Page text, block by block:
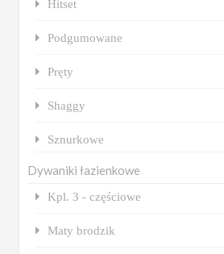
Hitset
Podgumowane
Pręty
Shaggy
Sznurkowe
Dywaniki łazienkowe
Kpl. 3 - częściowe
Maty brodzik